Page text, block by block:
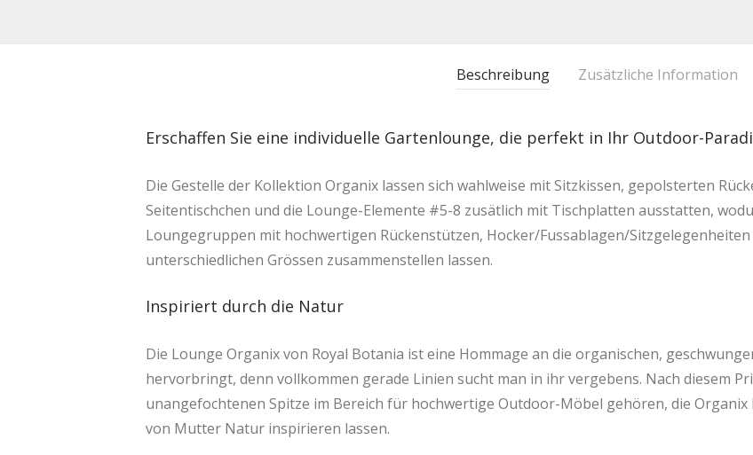
Beschreibung Zusätzliche Information
Erschaffen Sie eine individuelle Gartenlounge, die perfekt in Ihr Outdoor-
Die Gestelle der Kollektion Organix lassen sich wahlweise mit Sitzkissen, gepolsterten
Seitentischchen und die Lounge-Elemente #5-8 zusätlich mit Tischplatten ausstatten,
Loungegruppen mit hochwertigen Rückenstützen, Hocker/Fussablagen/
unterschiedlichen Grössen zusammenstellen lassen.
Inspiriert durch die Natur
Die Lounge Organix von Royal Botania ist eine Hommage an die organischen,
hervorbringt, denn vollkommen gerade Linien sucht man in ihr vergebens. Nach diesem
unangefochtenen Spitze im Bereich für hochwertige Outdoor-Möbel gehören, die
von Mutter Natur inspirieren lassen.